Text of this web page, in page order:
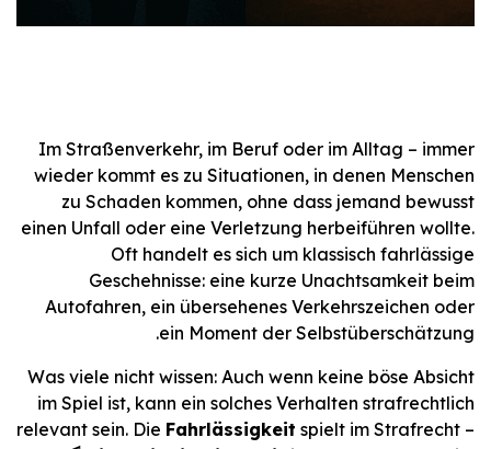
Im Straßenverkehr, im Beruf oder im Alltag – immer
wieder kommt es zu Situationen, in denen Menschen
zu Schaden kommen, ohne dass jemand bewusst
einen Unfall oder eine Verletzung herbeiführen wollte.
Oft handelt es sich um klassisch fahrlässige
Geschehnisse: eine kurze Unachtsamkeit beim
Autofahren, ein übersehenes Verkehrszeichen oder
ein Moment der Selbstüberschätzung.
Was viele nicht wissen: Auch wenn keine böse Absicht
im Spiel ist, kann ein solches Verhalten strafrechtlich
relevant sein. Die Fahrlässigkeit spielt im Strafrecht –